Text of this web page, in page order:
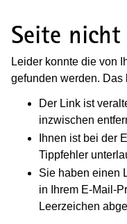
Seite
Leider konnte die von
gefunden werden. Das
Der Link ist
inzwischen
Ihnen ist bei der
Tippfehler
Sie haben einen
in Ihrem E-Mail-
Leerzeichen